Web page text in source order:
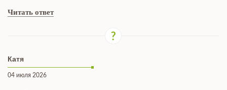
Читать ответ
Катя
04 июля 2026